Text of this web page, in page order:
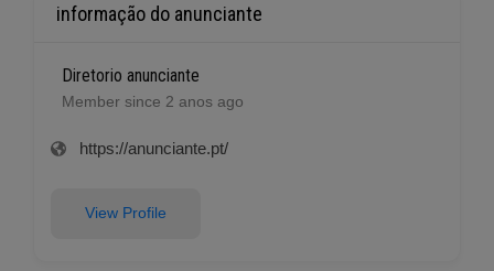
informação do anunciante
Diretorio anunciante
Member since 2 anos ago
https://anunciante.pt/
View Profile